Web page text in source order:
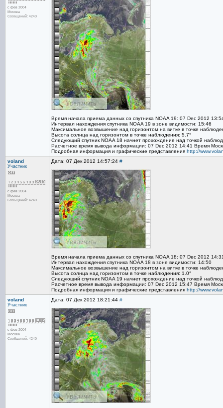
с фев 2004
Москва
Сообщений: 4240
Время начала приема данных со спутника NOAA 19: 07 Dec 2012
Интервал нахождения спутника NOAA 19 в зоне видимости: 15:46
Максимальное возвышение над горизонтом на витке в точке
Высота солнца над горизонтом в точке наблюдения: 5.7°
Следующий спутник NOAA 18 начнет прохождение над точкой
Расчетное время вывода информации: 07 Dec 2012 14:41 Время
Подробная информация и графические представления http://
voland
Участник
с фев 2004
Москва
Сообщений: 4240
Дата: 07 Дек 2012 14:57:24 #
Время начала приема данных со спутника NOAA 18: 07 Dec 2012
Интервал нахождения спутника NOAA 18 в зоне видимости: 14:50
Максимальное возвышение над горизонтом на витке в точке
Высота солнца над горизонтом в точке наблюдения: 1.0°
Следующий спутник NOAA 19 начнет прохождение над точкой
Расчетное время вывода информации: 07 Dec 2012 15:47 Время
Подробная информация и графические представления http://
voland
Участник
с фев 2004
Москва
Сообщений: 4240
Дата: 07 Дек 2012 18:21:44 #